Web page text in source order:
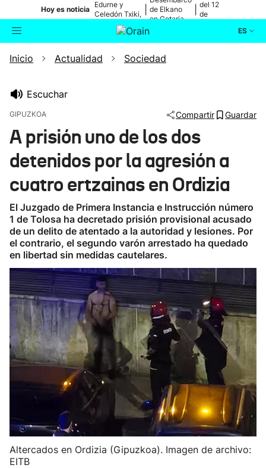
Hoy es noticia
Edurne y
Celedón Txiki,
en directo
de Elkano
en Getaria
del 12
de
ES
Buscador Actualidad
Ikusmiran
Eguraldia
Inicio Actualidad Sociedad
Escuchar
GIPUZKOA Compartir Guardar
A prisión uno de los dos
detenidos por la agresión a
cuatro ertzainas en Ordizia
El Juzgado de Primera Instancia e Instrucción número
1 de Tolosa ha decretado prisión provisional acusado
de un delito de atentado a la autoridad y lesiones. Por
el contrario, el segundo varón arrestado ha quedado
en libertad sin medidas cautelares.
Altercados en Ordizia (Gipuzkoa). Imagen de archivo:
EITB